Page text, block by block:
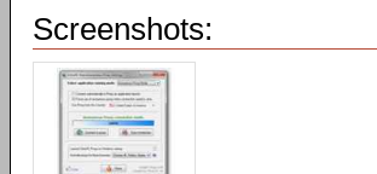
Screenshots: